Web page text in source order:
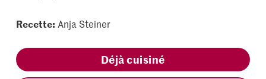
Recette: Anja Steiner
Déjà cuisiné